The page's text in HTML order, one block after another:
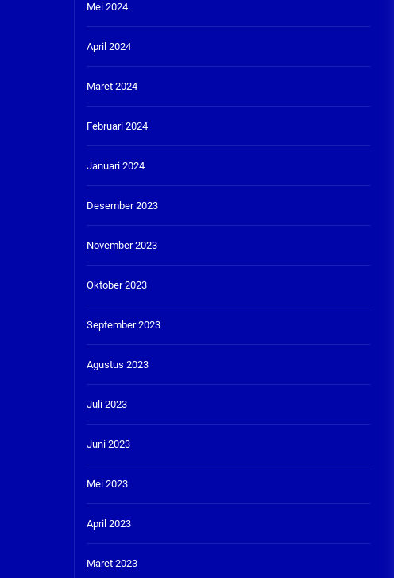
Mei 2024
April 2024
Maret 2024
Februari 2024
Januari 2024
Desember 2023
November 2023
Oktober 2023
September 2023
Agustus 2023
Juli 2023
Juni 2023
Mei 2023
April 2023
Maret 2023